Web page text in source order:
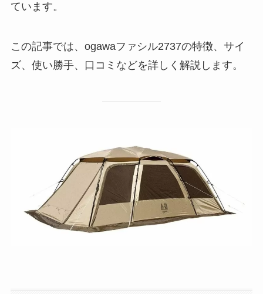
ています。
この記事では、ogawaファシル2737の特徴、サイ
ズ、使い勝手、口コミなどを詳しく解説します。